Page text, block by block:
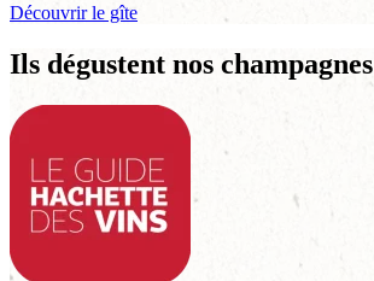
Découvrir le gîte
Ils dégustent nos champagnes